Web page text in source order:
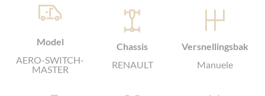
Model
AERO-SWITCH-
MASTER
Chassis
RENAULT
Versnellingsbak
Manuele